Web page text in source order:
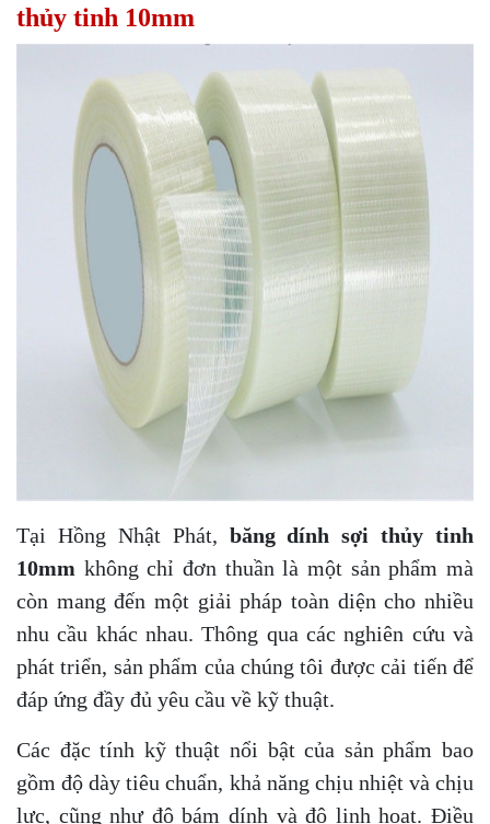
thủy tinh 10mm
Tại Hồng Nhật Phát, băng dính sợi thủy tinh
10mm không chỉ đơn thuần là một sản phẩm mà
còn mang đến một giải pháp toàn diện cho nhiều
nhu cầu khác nhau. Thông qua các nghiên cứu và
phát triển, sản phẩm của chúng tôi được cải tiến để
đáp ứng đầy đủ yêu cầu về kỹ thuật.
Các đặc tính kỹ thuật nổi bật của sản phẩm bao
gồm độ dày tiêu chuẩn, khả năng chịu nhiệt và chịu
lực, cũng như độ bám dính và độ linh hoạt. Điều